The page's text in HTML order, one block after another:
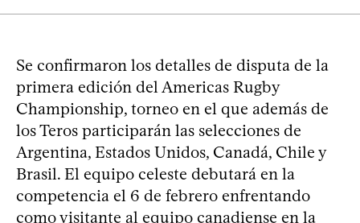
Se confirmaron los detalles de disputa de la
primera edición del Americas Rugby
Championship, torneo en el que además de
los Teros participarán las selecciones de
Argentina, Estados Unidos, Canadá, Chile y
Brasil. El equipo celeste debutará en la
competencia el 6 de febrero enfrentando
como visitante al equipo canadiense en la